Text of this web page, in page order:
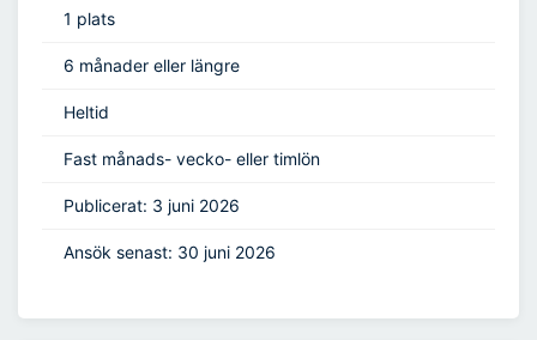
1 plats
6 månader eller längre
Heltid
Fast månads- vecko- eller timlön
Publicerat: 3 juni 2026
Ansök senast: 30 juni 2026